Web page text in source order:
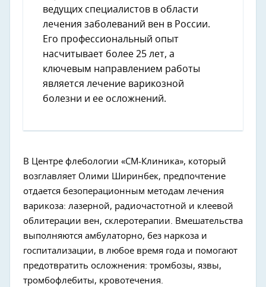
ведущих специалистов в области
лечения заболеваний вен в России.
Его профессиональный опыт
насчитывает более 25 лет, а
ключевым направлением работы
является лечение варикозной
болезни и ее осложнений.
В Центре флебологии «СМ-Клиника», который
возглавляет Олими Ширинбек, предпочтение
отдается безоперационным методам лечения
варикоза: лазерной, радиочастотной и клеевой
облитерации вен, склеротерапии. Вмешательства
выполняются амбулаторно, без наркоза и
госпитализации, в любое время года и помогают
предотвратить осложнения: тромбозы, язвы,
тромбофлебиты, кровотечения.